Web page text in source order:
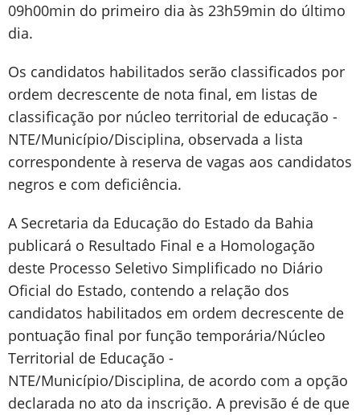
09h00min do primeiro dia às 23h59min do último
dia.
Os candidatos habilitados serão classificados por
ordem decrescente de nota final, em listas de
classificação por núcleo territorial de educação -
NTE/Município/Disciplina, observada a lista
correspondente à reserva de vagas aos candidatos
negros e com deficiência.
A Secretaria da Educação do Estado da Bahia
publicará o Resultado Final e a Homologação
deste Processo Seletivo Simplificado no Diário
Oficial do Estado, contendo a relação dos
candidatos habilitados em ordem decrescente de
pontuação final por função temporária/Núcleo
Territorial de Educação -
NTE/Município/Disciplina, de acordo com a opção
declarada no ato da inscrição. A previsão é de que